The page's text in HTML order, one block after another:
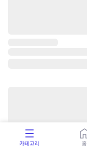
카테고리 홈